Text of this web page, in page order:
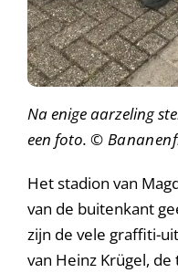
Na enige aarzeling
een foto. ©
Het stadion van
van de buitenkant
zijn de vele graffiti-
van Heinz Krügel,